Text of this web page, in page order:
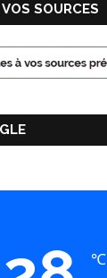
SOURCES
℃